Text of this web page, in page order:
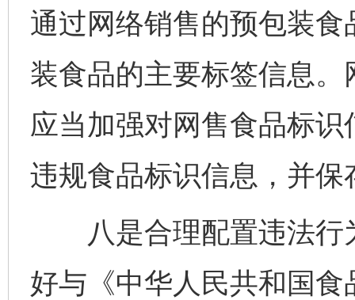
通过网络销售的预包装
装食品的主要标签信息
应当加强对网售食品标
违规食品标识信息，并保
八是合理配置违法行
好与《中华人民共和国